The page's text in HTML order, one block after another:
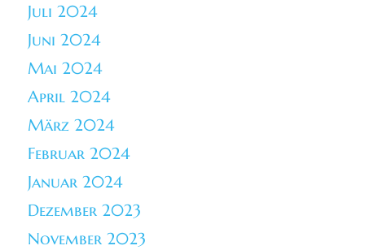
Juli 2024
Juni 2024
Mai 2024
April 2024
März 2024
Februar 2024
Januar 2024
Dezember 2023
November 2023